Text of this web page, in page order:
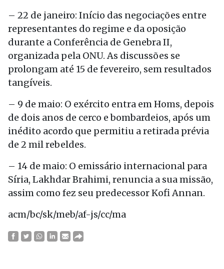
– 22 de janeiro: Início das negociações entre
representantes do regime e da oposição
durante a Conferência de Genebra II,
organizada pela ONU. As discussões se
prolongam até 15 de fevereiro, sem resultados
tangíveis.
– 9 de maio: O exército entra em Homs, depois
de dois anos de cerco e bombardeios, após um
inédito acordo que permitiu a retirada prévia
de 2 mil rebeldes.
– 14 de maio: O emissário internacional para
Síria, Lakhdar Brahimi, renuncia a sua missão,
assim como fez seu predecessor Kofi Annan.
acm/bc/sk/meb/af-js/cc/ma